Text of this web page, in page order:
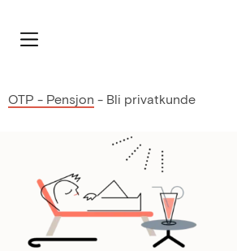
OTP - Pensjon - Bli privatkunde